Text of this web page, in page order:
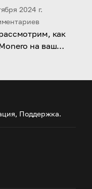
2024 г.
как
на ваш
в процессе!
Поддержка.